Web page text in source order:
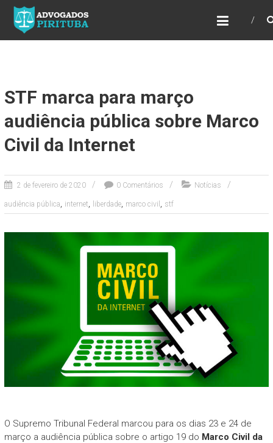
ADVOGADOS PIRITUBA
Precisando de advogado? Entre em contato!
Fazemos toda a assessoria que você
STF marca para março
audiência pública sobre Marco
Civil da Internet
2 de fevereiro de 2020 0 Comentários Notícias
audiência pública, internet, liberdade, marco civil , stf
O Supremo Tribunal Federal marcou para os dias 23 e 24 de
março a audiência pública sobre o artigo 19 do Marco Civil da